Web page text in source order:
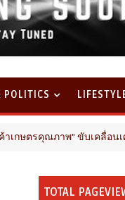
POLITICS
พ" ขับเคลื่อนเศรษฐกิจฐา
TOTAL